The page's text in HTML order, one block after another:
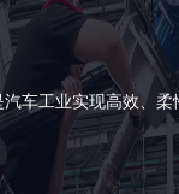
车工业实现高效、